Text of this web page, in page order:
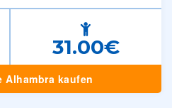
31.00€
Alhambra kaufen